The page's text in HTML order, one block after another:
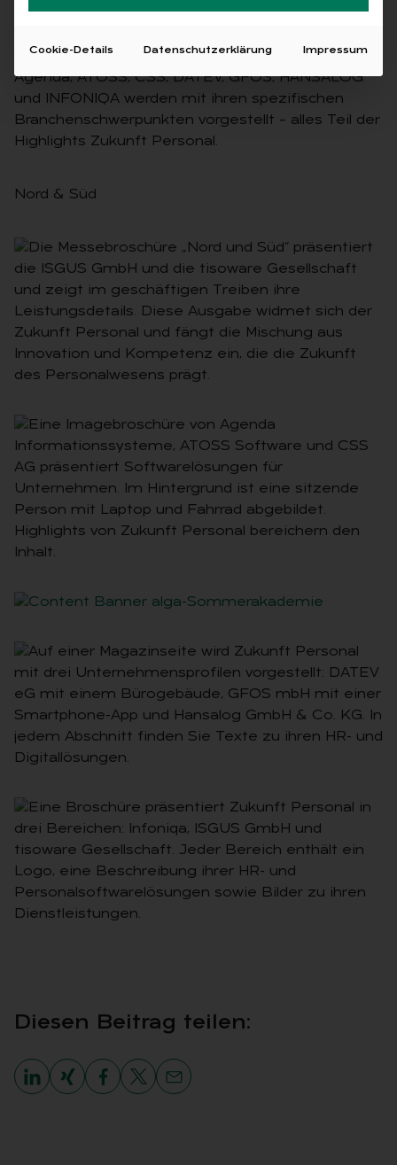
Nord & Süd
Die­sen Bei­trag tei­len:
Cookie-Details Datenschutzerklärung Impressum